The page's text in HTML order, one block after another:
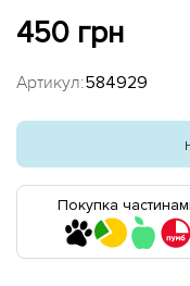
450 грн
Артикул:584929
Покупка